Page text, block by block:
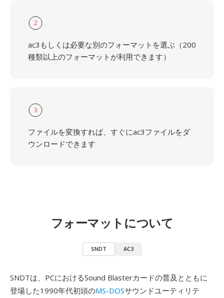
2
ac3もしくは必要な別のフォーマットを選ぶ（200
種類以上のフォーマットが利用できます）
3
ファイルを変換すれば、すぐにac3ファイルをダ
ウンロードできます
フォーマットについて
SNDT AC3
SNDTは、PCにおけるSound Blasterカードの普及とともに
登場した1990年代初頭のMS-DOSサウンドユーティリテ